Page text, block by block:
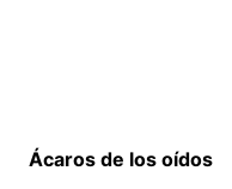
Ácaros de los oídos